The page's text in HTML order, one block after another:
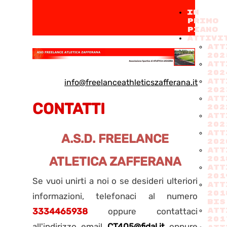
info@freelanceathleticszafferana.it
CONTATTI
IN
PRIMO
PIANO
BIS
A.S.D. FREELANCE
ATLETICA ZAFFERANA
Se vuoi unirti a noi o se desideri ulteriori
informazioni, telefonaci al numero
3334465938 oppure contattaci